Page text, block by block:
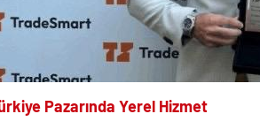
Pazarında Yerel Hizmet